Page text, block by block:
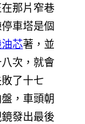
那片窄巷
車塔是個
芯著，並
次，就會
了十七
，車頭朝
發出最後